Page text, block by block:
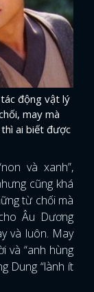
động vật lý
may mà
ai biết được
và xanh”,
cũng khá
từ chối mà
Âu Dương
và luôn. May
và “anh hùng
Dung “lành ít